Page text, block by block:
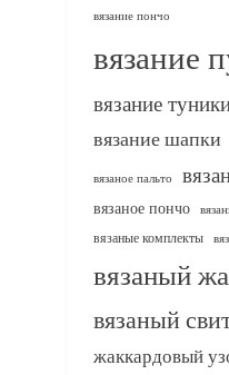
вязание пончо
вязание
вязание
вязание шапки
вязаное пальто
вязаное пончо
вязаные комплекты
вязаный
вязаный
жаккардовый